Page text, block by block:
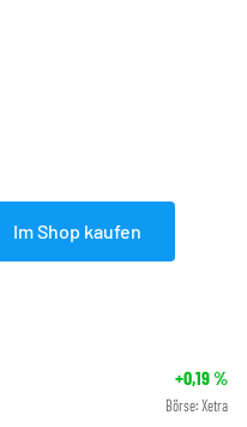
Im Shop kaufen
+0,19%
Börse: Xetra